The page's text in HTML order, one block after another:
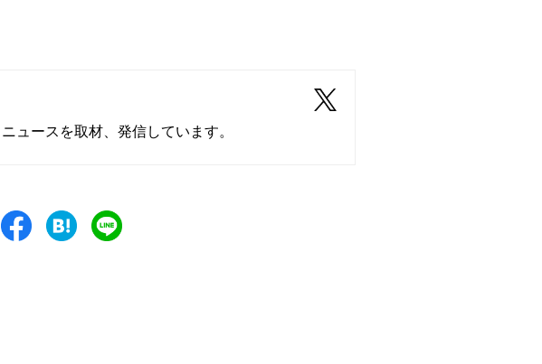
ュースを取材、発信しています。